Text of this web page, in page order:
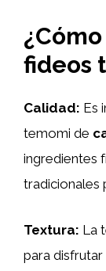
fideos
Calidad: Es
temomi de
ingredientes
tradicionales
Textura: La
para disfrutar